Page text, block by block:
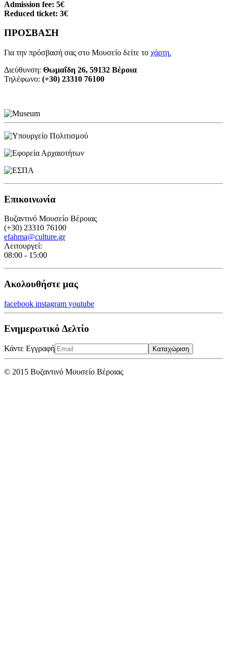
Admission fee: 5€
Reduced ticket: 3€
ΠΡΟΣΒΑΣΗ
Για την πρόσβασή σας στο Μουσείο δείτε το χάρτη.
Διεύθυνση: Θωμαΐδη 26, 59132 Βέροια
Τηλέφωνο: (+30) 23310 76100
Επικοινωνία
Βυζαντινό Μουσείο Βέροιας
(+30) 23310 76100
efahma@culture.gr
Λειτουργεί:
08:00 - 15:00
Ακολουθήστε μας
facebook instagram youtube
Ενημερωτικό Δελτίο
Κάντε Εγγραφή Καταχώριση
© 2015 Βυζαντινό Μουσείο Βέροιας